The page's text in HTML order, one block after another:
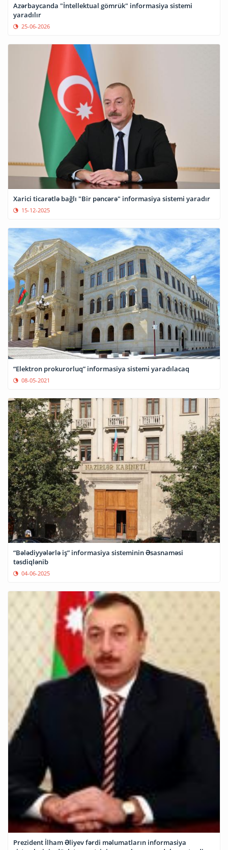
Azərbaycanda "İntellektual gömrük" informasiya sistemi
yaradılır
25-06-2026
Xarici ticarətlə bağlı "Bir pəncərə" informasiya sistemi yaradır
15-12-2025
“Elektron prokurorluq” informasiya sistemi yaradılacaq
08-05-2021
“Bələdiyyələrlə iş” informasiya sisteminin Əsasnaməsi
təsdiqlənib
04-06-2025
Prezident İlham Əliyev fərdi məlumatların informasiya